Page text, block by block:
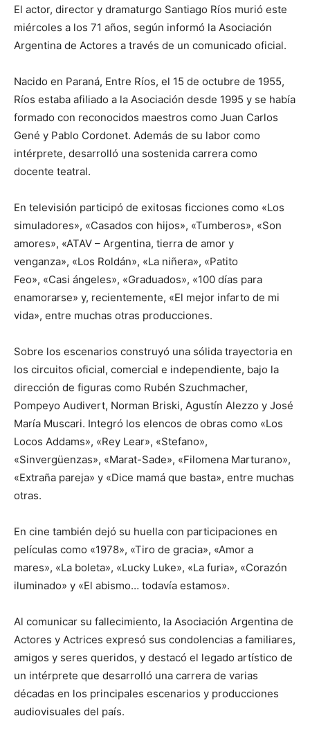
El actor, director y dramaturgo Santiago Ríos murió este
miércoles a los 71 años, según informó la Asociación
Argentina de Actores a través de un comunicado oficial.
Nacido en Paraná, Entre Ríos, el 15 de octubre de 1955,
Ríos estaba afiliado a la Asociación desde 1995 y se había
formado con reconocidos maestros como Juan Carlos
Gené y Pablo Cordonet. Además de su labor como
intérprete, desarrolló una sostenida carrera como
docente teatral.
En televisión participó de exitosas ficciones como «Los
simuladores», «Casados con hijos», «Tumberos», «Son
amores», «ATAV – Argentina, tierra de amor y
venganza», «Los Roldán», «La niñera», «Patito
Feo», «Casi ángeles», «Graduados», «100 días para
enamorarse» y, recientemente, «El mejor infarto de mi
vida», entre muchas otras producciones.
Sobre los escenarios construyó una sólida trayectoria en
los circuitos oficial, comercial e independiente, bajo la
dirección de figuras como Rubén Szuchmacher,
Pompeyo Audivert, Norman Briski, Agustín Alezzo y José
María Muscari. Integró los elencos de obras como «Los
Locos Addams», «Rey Lear», «Stefano»,
«Sinvergüenzas», «Marat-Sade», «Filomena Marturano»,
«Extraña pareja» y «Dice mamá que basta», entre muchas
otras.
En cine también dejó su huella con participaciones en
películas como «1978», «Tiro de gracia», «Amor a
mares», «La boleta», «Lucky Luke», «La furia», «Corazón
iluminado» y «El abismo… todavía estamos».
Al comunicar su fallecimiento, la Asociación Argentina de
Actores y Actrices expresó sus condolencias a familiares,
amigos y seres queridos, y destacó el legado artístico de
un intérprete que desarrolló una carrera de varias
décadas en los principales escenarios y producciones
audiovisuales del país.